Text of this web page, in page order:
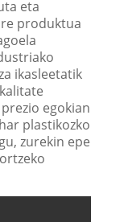
eta
produktua
ikasleetatik
egokian
plastikozko
zurekin epe